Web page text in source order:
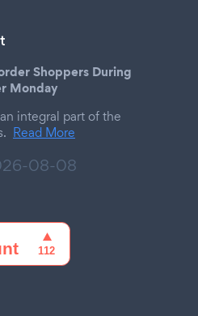
Shoppers During
Monday
integral part of the
Read More
08-08